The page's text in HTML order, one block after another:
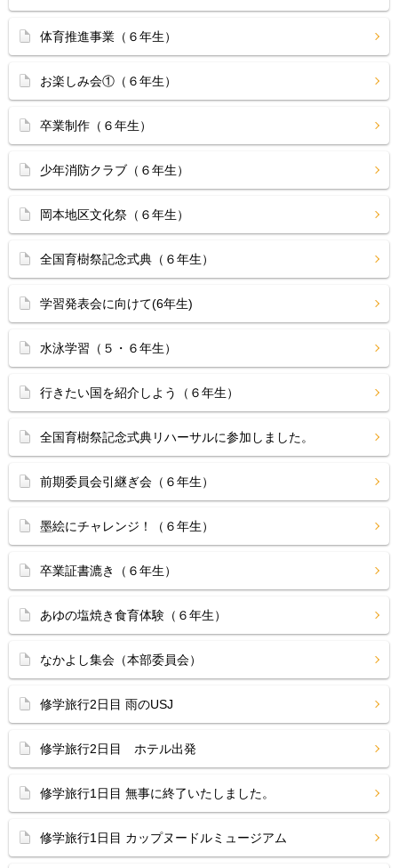
体育推進事業（６年生）
お楽しみ会①（６年生）
卒業制作（６年生）
少年消防クラブ（６年生）
岡本地区文化祭（６年生）
全国育樹祭記念式典（６年生）
学習発表会に向けて(6年生)
水泳学習（５・６年生）
行きたい国を紹介しよう（６年生）
全国育樹祭記念式典リハーサルに参加しました。
前期委員会引継ぎ会（６年生）
墨絵にチャレンジ！（６年生）
卒業証書漉き（６年生）
あゆの塩焼き食育体験（６年生）
なかよし集会（本部委員会）
修学旅行2日目 雨のUSJ
修学旅行2日目 ホテル出発
修学旅行1日目 無事に終了いたしました。
修学旅行1日目 カップヌードルミュージアム